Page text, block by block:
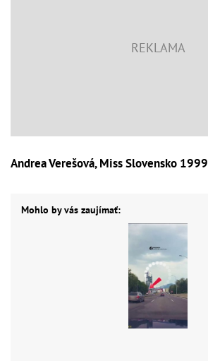
Andrea Verešová, Miss Slovensko 1999
Mohlo by vás zaujímať: